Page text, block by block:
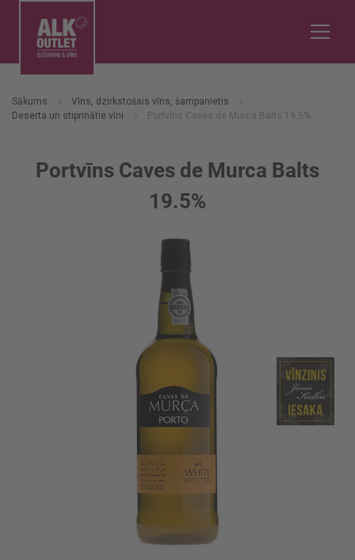
Sākums
Vīns, dzirkstošais vīns, šampanietis
Deserta un stiprinātie vīni
Portvīns Caves de Murca Balts 19.5%
Portvīns Caves de Murca Balts
19.5%